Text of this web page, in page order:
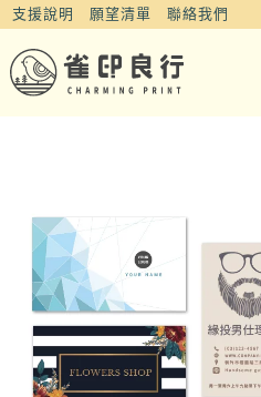
支援說明 願望清單 聯絡我們